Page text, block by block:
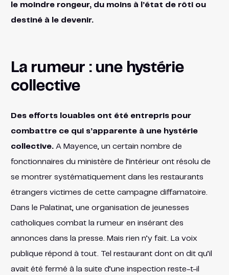
le moindre rongeur, du moins à l’état de rôti ou
destiné à le devenir.
La rumeur : une hystérie
collective
Des efforts louables ont été entrepris pour
combattre ce qui s’apparente à une hystérie
collective.A Mayence, un certain nombre de
fonctionnaires du ministère de l’intérieur ont résolu de
se montrer systématiquement dans les restaurants
étrangers victimes de cette campagne diffamatoire.
Dans le Palatinat, une organisation de jeunesses
catholiques combat la rumeur en insérant des
annonces dans la presse. Mais rien n’y fait. La voix
publique répond à tout. Tel restaurant dont on dit qu’il
avait été fermé à la suite d’une inspection reste-t-il